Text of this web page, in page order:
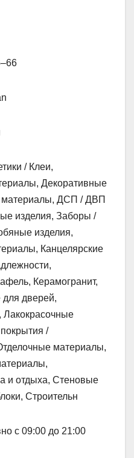
/ Клеи,
Декоративные
материалы, ДСП / ДВП
изделия, Заборы /
изделия,
Канцелярские
Керамогранит,
дверей,
/
материалы,
и отдыха, Стеновые
Строительн
с 09:00 до 21:00